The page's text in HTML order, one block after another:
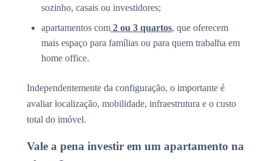
sozinho, casais ou investidores;
apartamentos com 2 ou 3 quartos, que oferecem
mais espaço para famílias ou para quem trabalha em
home office.
Independentemente da configuração, o importante é
avaliar localização, mobilidade, infraestrutura e o custo
total do imóvel.
Vale a pena investir em um apartamento na